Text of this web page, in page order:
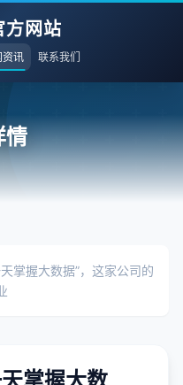
网站
资讯 联系我们
情
掌握大数据”，这家公司的